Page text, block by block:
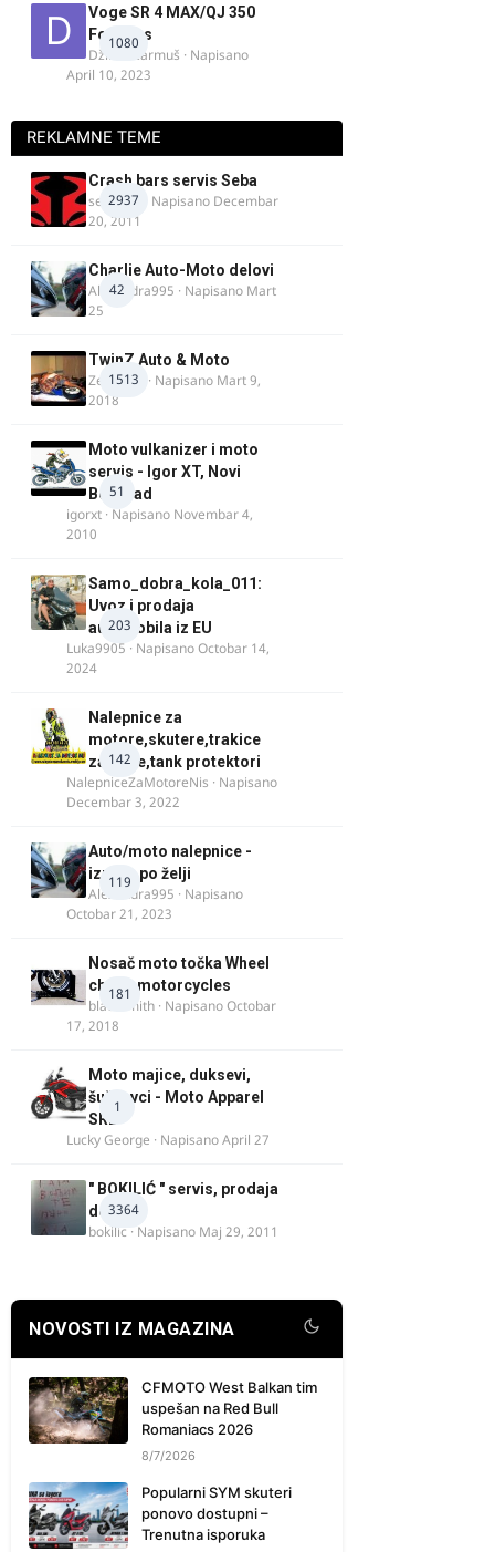
1080
Voge SR 4 MAX/QJ 350
Fortress
Džim Džarmuš · Napisano
April 10, 2023
REKLAMNE TEME
2937
Crash bars servis Seba
seba011 · Napisano Decembar
20, 2011
42
Charlie Auto-Moto delovi
Alexandra995 · Napisano Mart
25
1513
TwinZ Auto & Moto
Zeljkamp · Napisano Mart 9,
2018
51
Moto vulkanizer i moto
servis - Igor XT, Novi
Beograd
igorxt · Napisano Novembar 4,
2010
203
Samo_dobra_kola_011:
Uvoz i prodaja
automobila iz EU
Luka9905 · NapisanoOctobar 14,
2024
142
Nalepnice za
motore,skutere,trakice
za felne,tank protektori
NalepniceZaMotoreNis · Napisano
Decembar 3, 2022
119
Auto/moto nalepnice -
izrada po želji
Alexandra995 · Napisano
Octobar 21, 2023
181
Nosač moto točka Wheel
chock motorcycles
blacksmith · NapisanoOctobar
17, 2018
1
Moto majice, duksevi,
šuškavci - Moto Apparel
SRB
Lucky George · NapisanoApril 27
3364
" BOKILIĆ " servis, prodaja
delova
bokilic · Napisano Maj 29, 2011
NOVOSTI IZ MAGAZINA
CFMOTO West Balkan tim
uspešan na Red Bull
Romaniacs 2026
8/7/2026
Popularni SYM skuteri
ponovo dostupni –
Trenutna isporuka